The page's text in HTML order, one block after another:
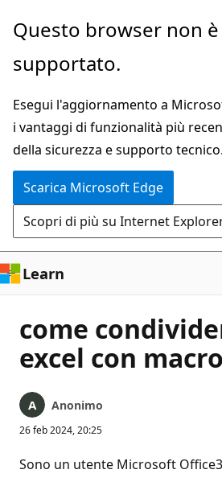
Ignora
passa
contenuto
principale
Questo browser non
supportato.
Esegui l'aggiornamento a
i vantaggi di funzionalità più
della sicurezza e supporto tecnico.
Scarica Microsoft Edge
Scopri di più su Internet
Learn
come
excel con
Anonimo
26 feb 2024, 20:25
Sono un utente Microsoft